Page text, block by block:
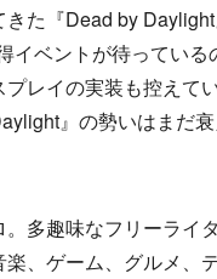
きた『Dead by
イベントが待っている
レイの実装も控えて
』の勢いはまだ
多趣味なフリーライタ
楽、ゲーム、グルメ、